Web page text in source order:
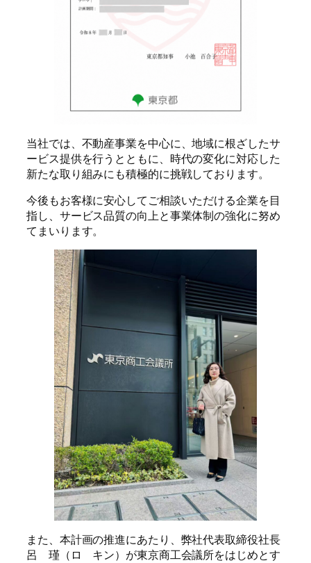
当社では、不動産事業を中心に、地域に根ざしたサ
ービス提供を行うとともに、時代の変化に対応した
新たな取り組みにも積極的に挑戦しております。
今後もお客様に安心してご相談いただける企業を目
指し、サービス品質の向上と事業体制の強化に努め
てまいります。
また、本計画の推進にあたり、弊社代表取締役社長
呂 瑾（ロ キン）が東京商工会議所をはじめとす